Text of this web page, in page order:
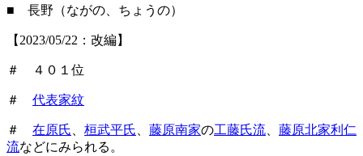
■ 長野（ながの、ちょうの）
【2023/05/22：改編】
＃ ４０１位
＃ 代表家紋
＃ 在原氏 桓武平氏 藤原南家の工藤氏流
藤原北家利仁
流などにみられる。